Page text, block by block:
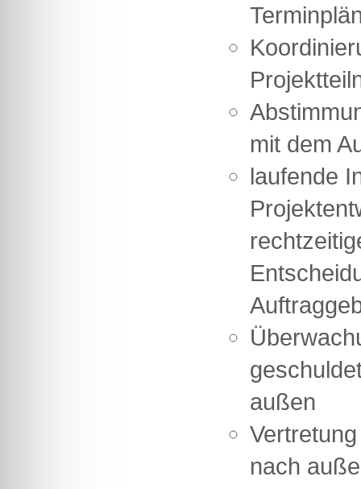
mit dem
laufende
außen
nach